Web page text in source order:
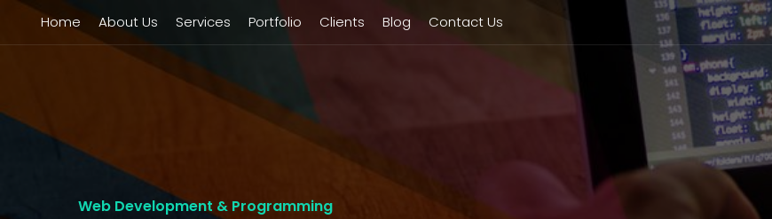
Home About Us Services Portfolio Clients Blog Contact Us
Web Development & Programming